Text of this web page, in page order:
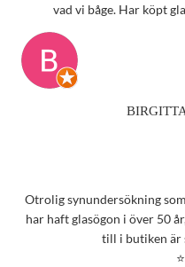
vad vi båge. Har köpt
Otrolig synundersökning
har haft glasögon i över 50
till i butiken är